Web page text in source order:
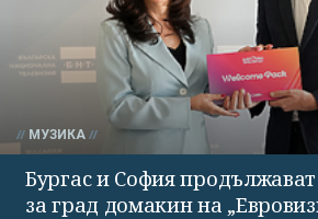
МУЗИКА
Бургас и София
за град домакин на